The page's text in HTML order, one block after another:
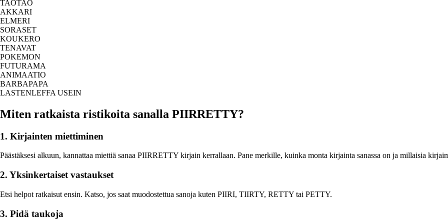
TAOTAO
AKKARI
ELMERI
SORASET
KOUKERO
TENAVAT
POKEMON
FUTURAMA
ANIMAATIO
BARBAPAPA
LASTENLEFFA USEIN
Miten ratkaista ristikoita sanalla PIIRRETTY?
1. Kirjainten miettiminen
Päästäksesi alkuun, kannattaa miettiä sanaa PIIRRETTY kirjain kerrallaan. Pane merkille, kuinka monta kirjainta sanassa on ja millaisia
2. Yksinkertaiset vastaukset
Etsi helpot ratkaisut ensin. Katso, jos saat muodostettua sanoja kuten PIIRI, TIIRTY, RETTY tai PETTY.
3. Pidä taukoja